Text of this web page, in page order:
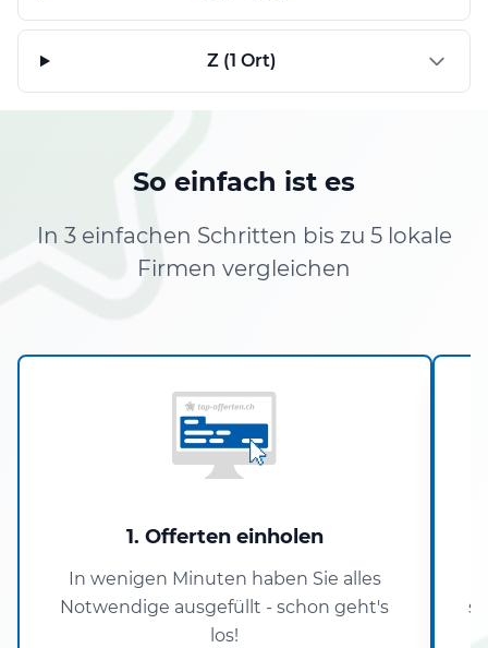
Z (1 Ort)
So einfach ist es
In 3 einfachen Schritten bis zu 5 lokale
Firmen vergleichen
1. Offerten einholen
In wenigen Minuten haben Sie alles
Notwendige ausgefüllt - schon geht's
los!